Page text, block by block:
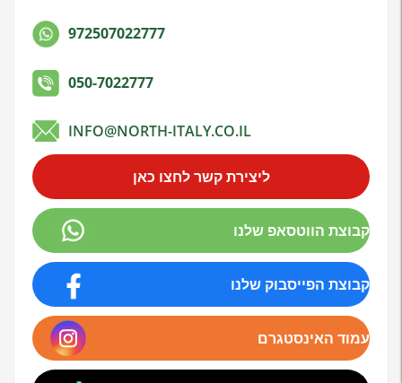
972507022777
050-7022777
INFO@NORTH-ITALY.CO.IL
ליצירת קשר לחצו כאן
קבוצת הווטסאפ שלנו
קבוצת הפייסבוק שלנו
עמוד האינסטגרם